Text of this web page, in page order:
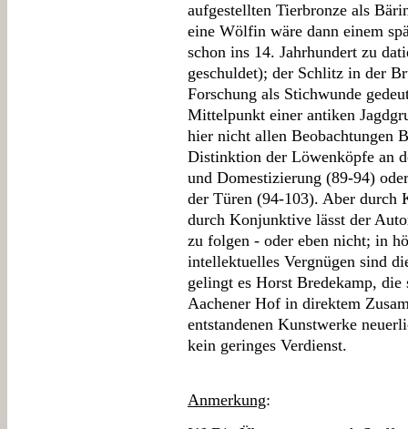
aufgestellten Tierbronze als
eine Wölfin wäre dann einem
schon ins 14. Jahrhundert zu
geschuldet); der Schlitz in der
Forschung als Stichwunde
Mittelpunkt einer antiken
hier nicht allen Beobachtungen
Distinktion der Löwenköpfe an
und Domestizierung (89-94)
der Türen (94-103). Aber durch
durch Konjunktive lässt der
zu folgen - oder eben nicht; in
intellektuelles Vergnügen sind
gelingt es Horst Bredekamp,
Aachener Hof in direktem
entstandenen Kunstwerke
kein geringes Verdienst.
Anmerkung: